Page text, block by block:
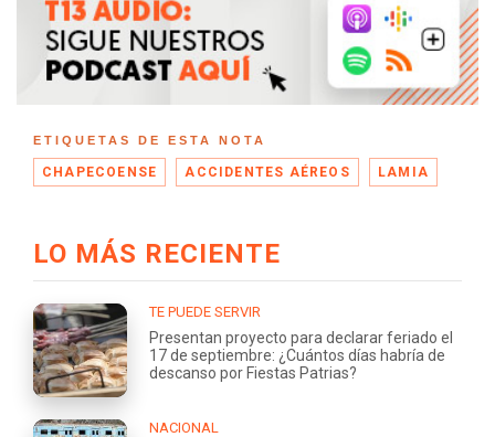
ETIQUETAS DE ESTA NOTA
CHAPECOENSE ACCIDENTES AÉREOS LAMIA
LO MÁS RECIENTE
TE PUEDE SERVIR
Presentan proyecto para declarar feriado el
17 de septiembre: ¿Cuántos días habría de
descanso por Fiestas Patrias?
NACIONAL